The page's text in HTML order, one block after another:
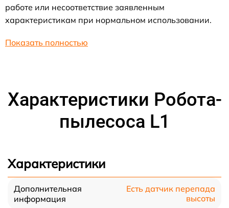
работе или несоответствие заявленным
характеристикам при нормальном использовании.
Показать полностью
Характеристики Робота-
пылесоса L1
Характеристики
Дополнительная
информация
Есть датчик перепада
высоты